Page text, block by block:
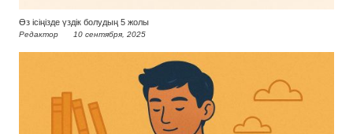
Өз ісіңізде үздік болудың 5 жолы
Редактор 10 сентября, 2025